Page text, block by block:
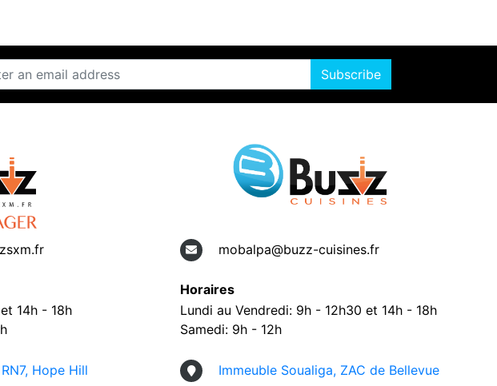
Subscribe
14h - 18h
Hope Hill
mobalpa@buzz-cuisines.fr
Horaires
Lundi au Vendredi: 9h - 12h30 et 14h - 18h
Samedi: 9h - 12h
Immeuble Soualiga, ZAC de Bellevue